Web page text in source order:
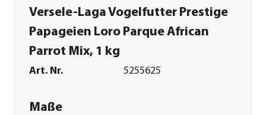
Versele-Laga Vogelfutter Prestige
Papageien Loro Parque African
Parrot Mix, 1 kg
Art. Nr. 5255625
Maße